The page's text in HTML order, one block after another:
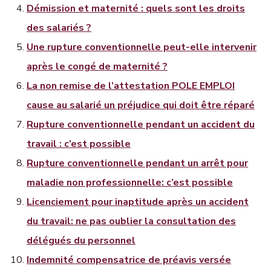
Démission et maternité : quels sont les droits
des salariés ?
Une rupture conventionnelle peut-elle intervenir
après le congé de maternité ?
La non remise de l’attestation POLE EMPLOI
cause au salarié un préjudice qui doit être réparé
Rupture conventionnelle pendant un accident du
travail : c’est possible
Rupture conventionnelle pendant un arrêt pour
maladie non professionnelle: c’est possible
Licenciement pour inaptitude après un accident
du travail: ne pas oublier la consultation des
délégués du personnel
Indemnité compensatrice de préavis versée